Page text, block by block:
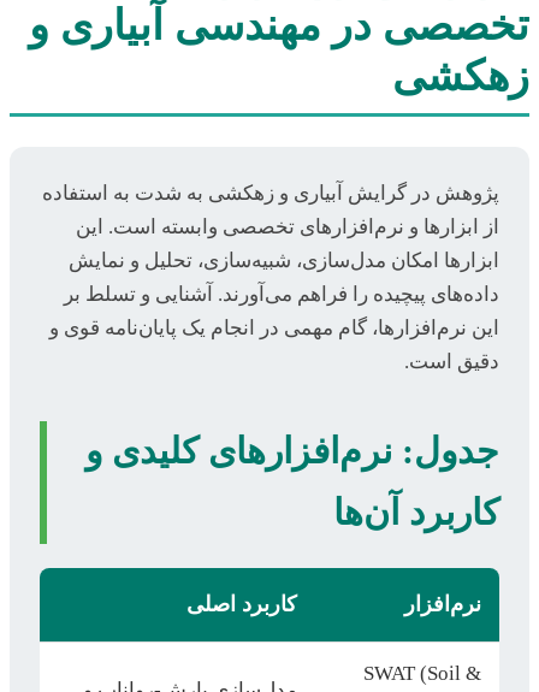
تخصصی در مهندسی آبیاری و
زهکشی
پژوهش در گرایش آبیاری و زهکشی به شدت به استفاده
از ابزارها و نرم‌افزارهای تخصصی وابسته است. این
ابزارها امکان مدل‌سازی، شبیه‌سازی، تحلیل و نمایش
داده‌های پیچیده را فراهم می‌آورند. آشنایی و تسلط بر
این نرم‌افزارها، گام مهمی در انجام یک پایان‌نامه قوی و
دقیق است.
جدول: نرم‌افزارهای کلیدی و
کاربرد آن‌ها
نرم‌افزار کاربرد اصلی
SWAT (Soil &